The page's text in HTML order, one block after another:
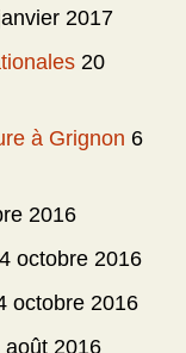
2017
20
à Grignon 6
2016
4 octobre 2016
octobre 2016
août 2016